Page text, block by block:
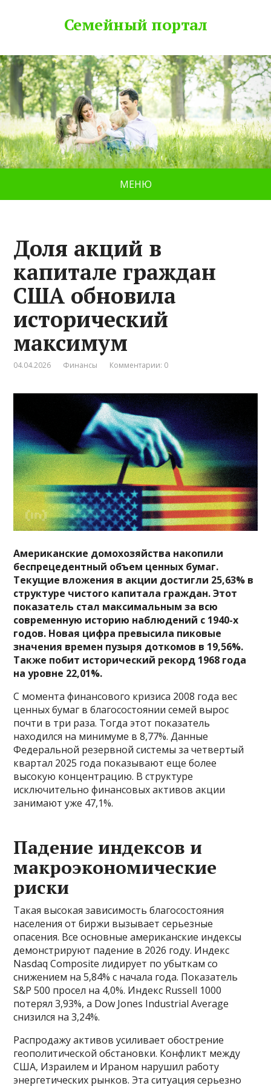
Семейный портал
МЕНЮ
Доля акций в
капитале граждан
США обновила
исторический
максимум
04.04.2026 Финансы Комментарии: 0
Американские домохозяйства накопили
беспрецедентный объем ценных бумаг.
Текущие вложения в акции достигли 25,63% в
структуре чистого капитала граждан. Этот
показатель стал максимальным за всю
современную историю наблюдений с 1940-х
годов. Новая цифра превысила пиковые
значения времен пузыря доткомов в 19,56%.
Также побит исторический рекорд 1968 года
на уровне 22,01%.
С момента финансового кризиса 2008 года вес
ценных бумаг в благосостоянии семей вырос
почти в три раза. Тогда этот показатель
находился на минимуме в 8,77%. Данные
Федеральной резервной системы за четвертый
квартал 2025 года показывают еще более
высокую концентрацию. В структуре
исключительно финансовых активов акции
занимают уже 47,1%.
Падение индексов и
макроэкономические
риски
Такая высокая зависимость благосостояния
населения от биржи вызывает серьезные
опасения. Все основные американские индексы
демонстрируют падение в 2026 году. Индекс
Nasdaq Composite лидирует по убыткам со
снижением на 5,84% с начала года. Показатель
S&P 500 просел на 4,0%. Индекс Russell 1000
потерял 3,93%, а Dow Jones Industrial Average
снизился на 3,24%.
Распродажу активов усиливает обострение
геополитической обстановки. Конфликт между
США, Израилем и Ираном нарушил работу
энергетических рынков. Эта ситуация серьезно